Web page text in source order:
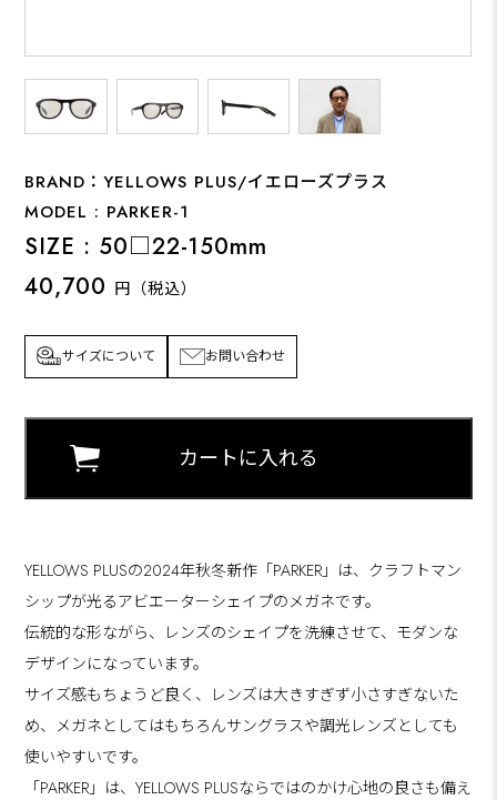
BRAND：YELLOWS PLUS/イエローズプラス
MODEL : PARKER-1
SIZE : 50□22-150mm
40,700 円（税込）
サイズについて お問い合わせ
YELLOWS PLUSの2024年秋冬新作「PARKER」は、クラフトマン
シップが光るアビエーターシェイプのメガネです。
伝統的な形ながら、レンズのシェイプを洗練させて、モダンな
デザインになっています。
サイズ感もちょうど良く、レンズは大きすぎず小さすぎないた
め、メガネとしてはもちろんサングラスや調光レンズとしても
使いやすいです。
「PARKER」は、YELLOWS PLUSならではのかけ心地の良さも備え